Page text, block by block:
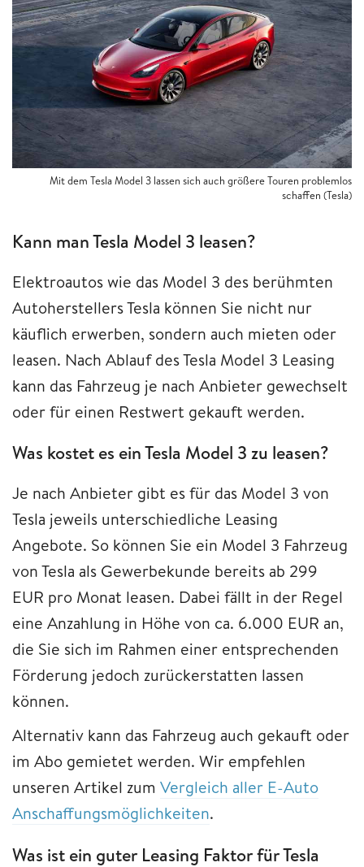
Mit dem Tesla Model 3 lassen sich auch größere Touren problemlos
schaffen (Tesla)
Kann man Tesla Model 3 leasen?
Elektroautos wie das Model 3 des berühmten
Autoherstellers Tesla können Sie nicht nur
käuflich erwerben, sondern auch mieten oder
leasen. Nach Ablauf des Tesla Model 3 Leasing
kann das Fahrzeug je nach Anbieter gewechselt
oder für einen Restwert gekauft werden.
Was kostet es ein Tesla Model 3 zu leasen?
Je nach Anbieter gibt es für das Model 3 von
Tesla jeweils unterschiedliche Leasing
Angebote. So können Sie ein Model 3 Fahrzeug
von Tesla als Gewerbekunde bereits ab 299
EUR pro Monat leasen. Dabei fällt in der Regel
eine Anzahlung in Höhe von ca. 6.000 EUR an,
die Sie sich im Rahmen einer entsprechenden
Förderung jedoch zurückerstatten lassen
können.
Alternativ kann das Fahrzeug auch gekauft oder
im Abo gemietet werden. Wir empfehlen
unseren Artikel zum Vergleich aller E-Auto
Anschaffungsmöglichkeiten.
Was ist ein guter Leasing Faktor für Tesla